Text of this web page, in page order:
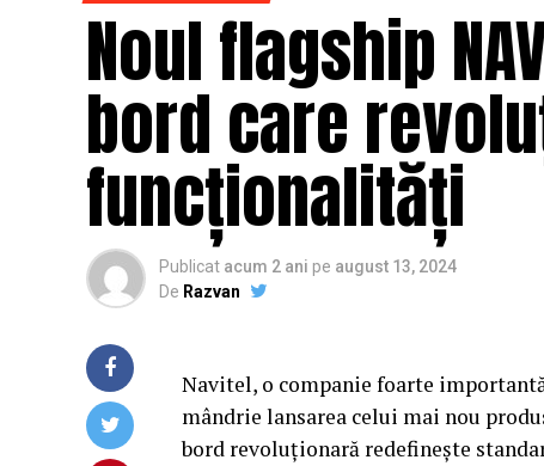
Noul flagship
bord care
funcționalități
Publicat acum 2 ani pe august 13, 2024
De Razvan
Navitel, o companie foarte
mândrie lansarea celui mai nou
bord revoluționară redefinește